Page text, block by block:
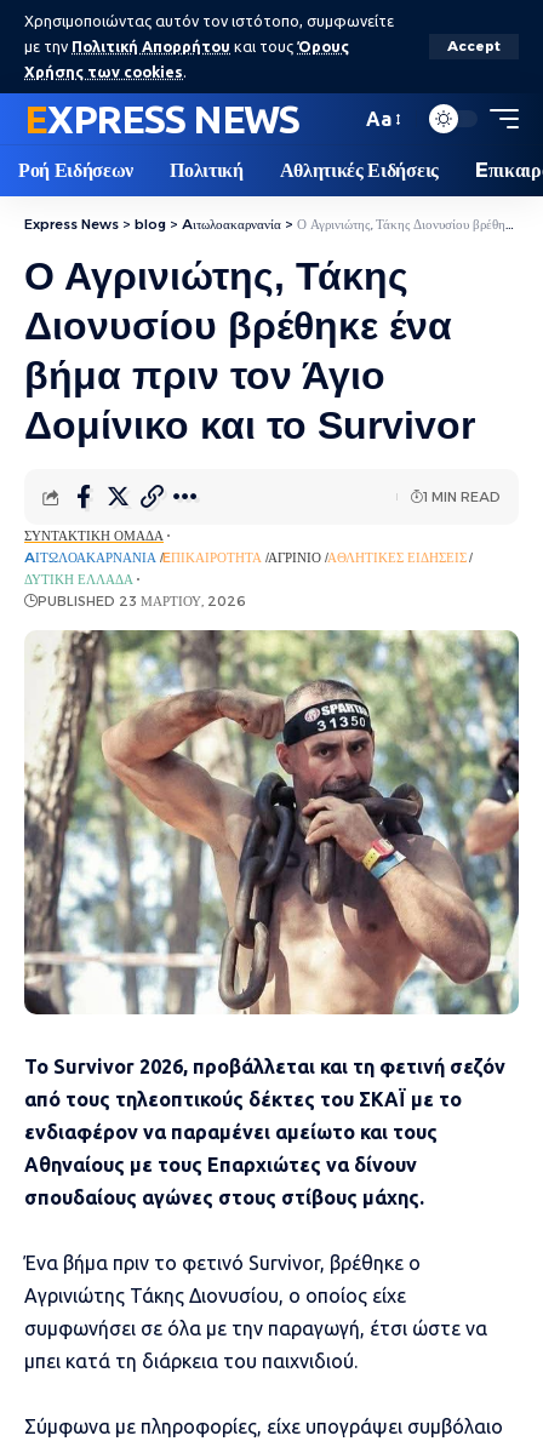
Χρησιμοποιώντας αυτόν τον ιστότοπο, συμφωνείτε
με την Πολιτική Απορρήτου και τους Όρους
Χρήσης των cookies.
Accept
EXPRESS NEWS Aa
Ροή Ειδήσεων Πολιτική Αθλητικές Ειδήσεις
Express News > blog > Aιτωλοακαρνανία > Ο Αγρινιώτης, Τάκης Διονυσίου βρέθηκε ένα βήμα πριν τον Άγιο Δομίνικο και το Survivor
Ο Αγρινιώτης, Τάκης
Διονυσίου βρέθηκε ένα
βήμα πριν τον Άγιο
Δομίνικο και το Survivor
ΣΥΝΤΑΚΤΙΚΉ ΟΜΆΔΑ
AΙΤΩΛΟΑΚΑΡΝΑΝΊΑ EΠΙΚΑΙΡΌΤΗΤΑ ΑΓΡΊΝΙΟ ΑΘΛΗΤΙΚΈΣ ΕΙΔΉΣΕΙΣ
ΔΥΤΙΚΉ ΕΛΛΆΔΑ
PUBLISHED 23 ΜΑΡΤΊΟΥ, 2026
1 MIN READ
Το Survivor 2026, προβάλλεται και τη φετινή σεζόν
από τους τηλεοπτικούς δέκτες του ΣΚΑΪ με το
ενδιαφέρον να παραμένει αμείωτο και τους
Αθηναίους με τους Επαρχιώτες να δίνουν
σπουδαίους αγώνες στους στίβους μάχης.
Ένα βήμα πριν το φετινό Survivor, βρέθηκε ο
Αγρινιώτης Τάκης Διονυσίου, ο οποίος είχε
συμφωνήσει σε όλα με την παραγωγή, έτσι ώστε να
μπει κατά τη διάρκεια του παιχνιδιού.
Σύμφωνα με πληροφορίες, είχε υπογράψει συμβόλαιο